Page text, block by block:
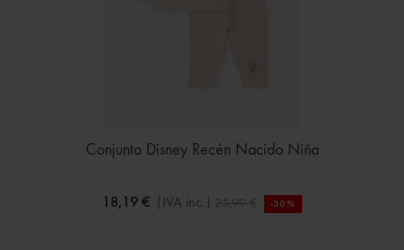
Conjunto Disney Recén Nacido Niña
18,19 € (IVA inc.) 25,99 € -30%